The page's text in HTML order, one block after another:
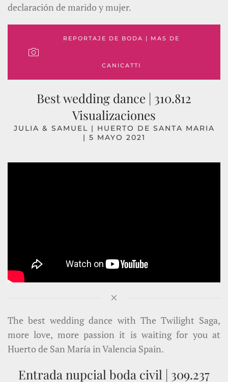
declaración de marido y mujer.
REPORTAJE DE BODA | MAS DE
CANICATTI
Best wedding dance | 310.812
Visualizaciones
JULIA & SAMUEL | HUERTO DE SANTA MARIA
| 5 MAYO 2021
The best wedding dance with The Twilight Saga,
more love, more passion it is waiting for you at
Huerto de San María in Valencia Spain.
Entrada nupcial boda civil | 309.237